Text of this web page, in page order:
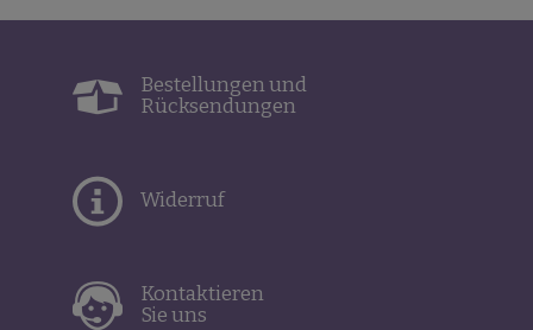
Bestellungen und
Rücksendungen
Widerruf
Kontaktieren
Sie uns